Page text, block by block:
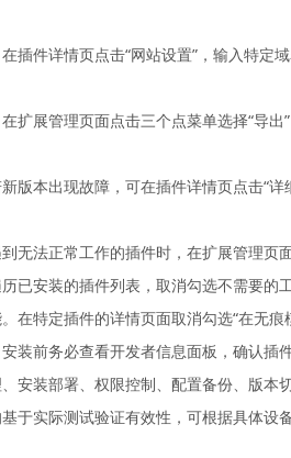
插件详情页点击“网站设置”，输入特
扩展管理页面点击三个点菜单选择“导
版本出现故障，可在插件详情页点击“
无法正常工作的插件时，在扩展管理页
已安装的插件列表，取消勾选不需要的
在特定插件的详情页面取消勾选“在无
装前务必查看开发者信息面板，确认插
安装部署、权限控制、配置备份、版
于实际测试验证有效性，可根据具体设